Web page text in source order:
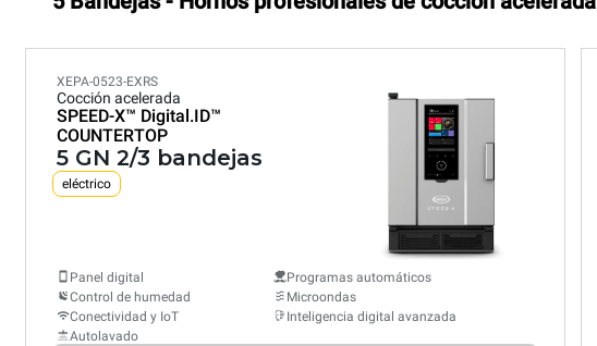
XEPA-0523-EXRS
Cocción acelerada
SPEED-X™ Digital.ID™
COUNTERTOP
5 GN 2/3 bandejas
eléctrico
Panel digital
Control de humedad
Conectividad y IoT
Autolavado
Programas automáticos
Microondas
Inteligencia digital avanzada